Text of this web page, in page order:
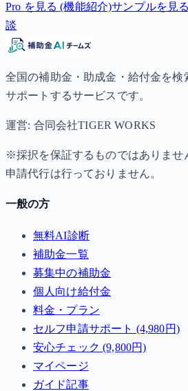
Pro を見る (機能紹介)サンプルを見
談
全国の補助金・助成金・給付金を
サポートするサービスです。
運営: 合同会社TIGER WORKS
※採択を保証するものではありませ
申請代行は行っておりません。
一般の方
無料AI診断
補助金一覧
募集中の補助金
個人向け給付金
料金・プラン
セルフ申請サポート (4,980円)
安心チェック (9,800円)
マイページ
ガイド記事